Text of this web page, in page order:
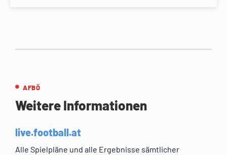
AFBÖ
Weitere Informationen
live.football.at
Alle Spielpläne und alle Ergebnisse sämtlicher